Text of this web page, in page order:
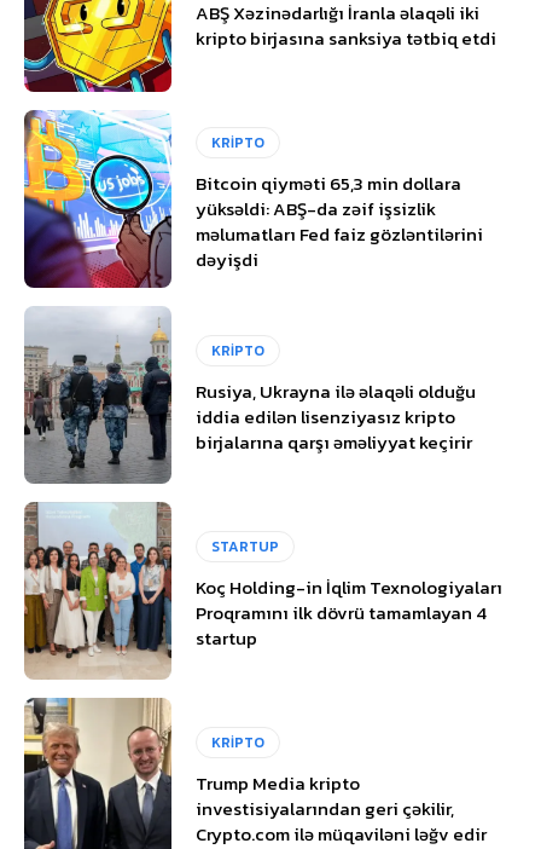
ABŞ Xəzinədarlığı İranla əlaqəli iki
kripto birjasına sanksiya tətbiq etdi
KRİPTO
Bitcoin qiyməti 65,3 min dollara
yüksəldi: ABŞ-da zəif işsizlik
məlumatları Fed faiz gözləntilərini
dəyişdi
KRİPTO
Rusiya, Ukrayna ilə əlaqəli olduğu
iddia edilən lisenziyasız kripto
birjalarına qarşı əməliyyat keçirir
STARTUP
Koç Holding-in İqlim Texnologiyaları
Proqramını ilk dövrü tamamlayan 4
startup
KRİPTO
Trump Media kripto
investisiyalarından geri çəkilir,
Crypto.com ilə müqaviləni ləğv edir